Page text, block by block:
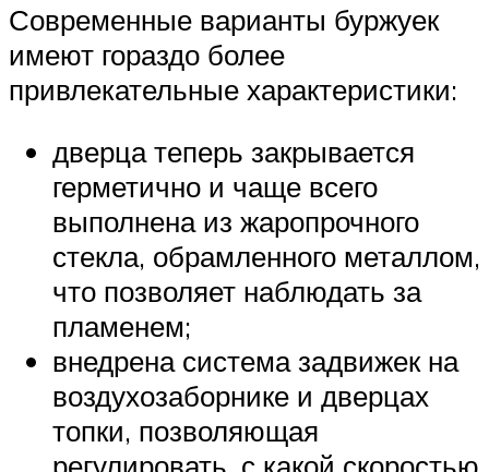
Современные варианты буржуек
имеют гораздо более
привлекательные характеристики:
дверца теперь закрывается
герметично и чаще всего
выполнена из жаропрочного
стекла, обрамленного металлом,
что позволяет наблюдать за
пламенем;
внедрена система задвижек на
воздухозаборнике и дверцах
топки, позволяющая